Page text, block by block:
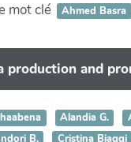
mot clé Ahmed Basra
production and
Alandia G.
B. Cristina Biaggi